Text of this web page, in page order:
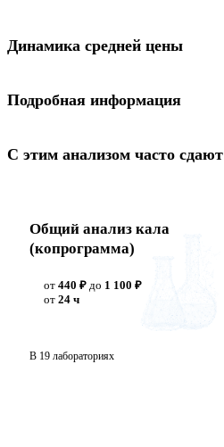
Динамика средней цены
Подробная информация
С этим анализом часто сдают
Общий анализ кала
(копрограмма)
от 440 ₽ до 1 100 ₽
от 24 ч
В 19 лабораториях